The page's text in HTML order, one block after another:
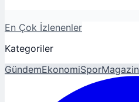
En Çok İzlenenler
Kategoriler
GündemEkonomiSporMagazin